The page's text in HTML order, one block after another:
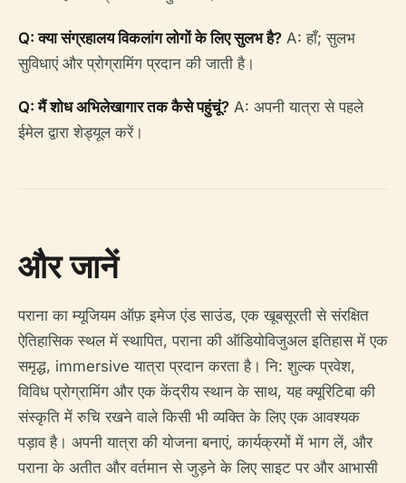
Q: क्या संग्रहालय विकलांग लोगों के लिए सुलभ है? A: हाँ; सुलभ
सुविधाएं और प्रोग्रामिंग प्रदान की जाती है।
Q: मैं शोध अभिलेखागार तक कैसे पहुंचूं? A: अपनी यात्रा से पहले
ईमेल द्वारा शेड्यूल करें।
और जानें
पराना का म्यूजियम ऑफ़ इमेज एंड साउंड, एक खूबसूरती से संरक्षित
ऐतिहासिक स्थल में स्थापित, पराना की ऑडियोविजुअल इतिहास में एक
समृद्ध, immersive यात्रा प्रदान करता है। नि: शुल्क प्रवेश,
विविध प्रोग्रामिंग और एक केंद्रीय स्थान के साथ, यह क्यूरिटिबा की
संस्कृति में रुचि रखने वाले किसी भी व्यक्ति के लिए एक आवश्यक
पड़ाव है। अपनी यात्रा की योजना बनाएं, कार्यक्रमों में भाग लें, और
पराना के अतीत और वर्तमान से जुड़ने के लिए साइट पर और आभासी